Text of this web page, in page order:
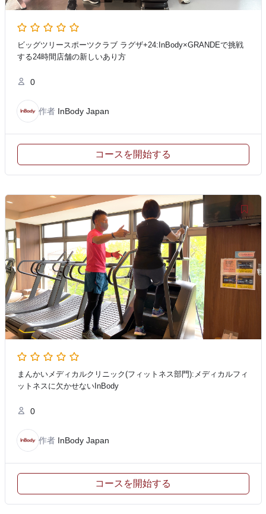
ビッグツリースポーツクラブ ラグザ+24:InBody×GRANDEで挑戦
する24時間店舗の新しいあり方
0
作者 InBody Japan
コースを開始する
まんかいメディカルクリニック(フィットネス部門):メディカルフィ
ットネスに欠かせないInBody
0
作者 InBody Japan
コースを開始する